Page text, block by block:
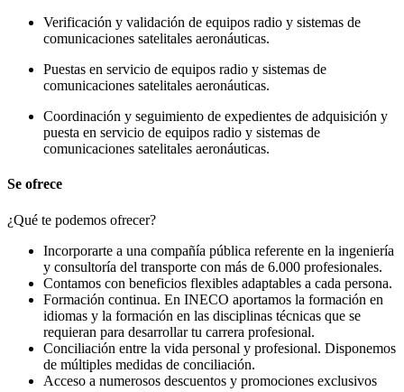
Verificación y validación de equipos radio y sistemas de
comunicaciones satelitales aeronáuticas.
Puestas en servicio de equipos radio y sistemas de
comunicaciones satelitales aeronáuticas.
Coordinación y seguimiento de expedientes de adquisición y
puesta en servicio de equipos radio y sistemas de
comunicaciones satelitales aeronáuticas.
Se ofrece
¿Qué te podemos ofrecer?
Incorporarte a una compañía pública referente en la ingeniería
y consultoría del transporte con más de 6.000 profesionales.
Contamos con beneficios flexibles adaptables a cada persona.
Formación continua. En INECO aportamos la formación en
idiomas y la formación en las disciplinas técnicas que se
requieran para desarrollar tu carrera profesional.
Conciliación entre la vida personal y profesional. Disponemos
de múltiples medidas de conciliación.
Acceso a numerosos descuentos y promociones exclusivos